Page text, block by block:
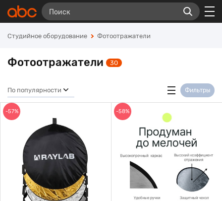
Студийное оборудование Фотоотражатели
Фотоотражатели 30
По популярности Фильтры
-57% -58%